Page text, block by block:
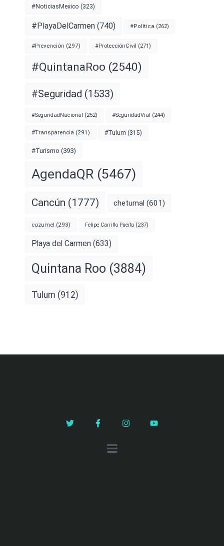
#NoticiasMexico (323)
#PlayaDelCarmen (740) #Política (262)
#Prevención (297) #ProtecciónCivil (271)
#QuintanaRoo (2540)
#Seguridad (1533)
#SeguridadNacional (252) #SeguridadVial (244)
#Transparencia (291) #Tulum (315)
#Turismo (393)
AgendaQR (5467)
Cancún (1777) chetumal (601)
cozumel (293) Felipe Carrillo Puerto (237)
Playa del Carmen (633)
Quintana Roo (3884)
Tulum (912)